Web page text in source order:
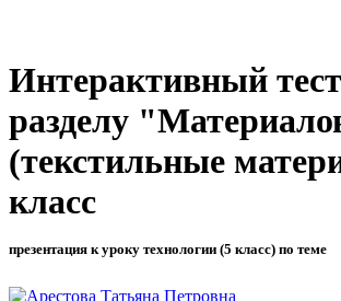
Интерактивный
разделу
(текстильные
класс
презентация к уроку технологии (5 класс) по теме